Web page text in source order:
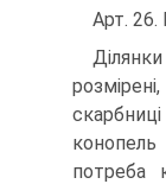
Арт. 26.
потреба